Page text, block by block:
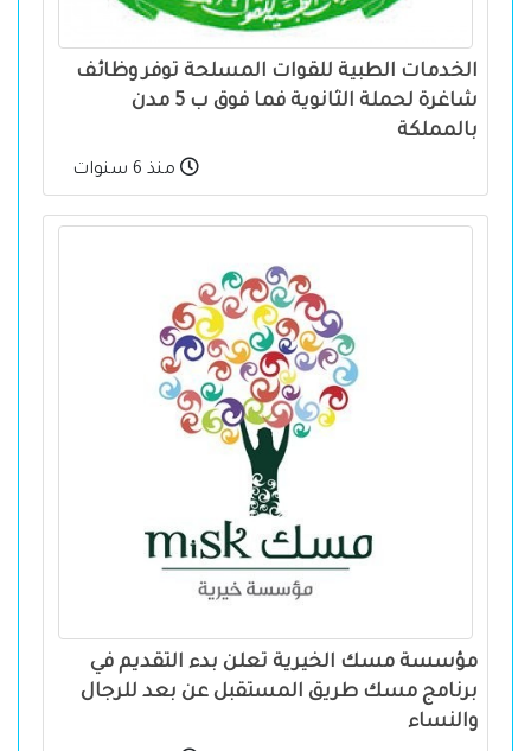
الخدمات الطبية للقوات المسلحة توفر وظائف
شاغرة لحملة الثانوية فما فوق ب 5 مدن
بالمملكة
منذ 6 سنوات
مؤسسة مسك الخيرية تعلن بدء التقديم في
برنامج مسك طريق المستقبل عن بعد للرجال
والنساء